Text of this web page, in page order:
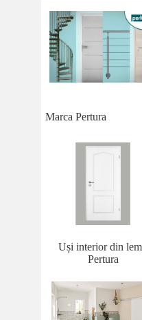
Marca Pertura
Uși interior din
Pertura